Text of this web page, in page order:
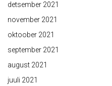
detsember 2021
november 2021
oktoober 2021
september 2021
august 2021
juuli 2021